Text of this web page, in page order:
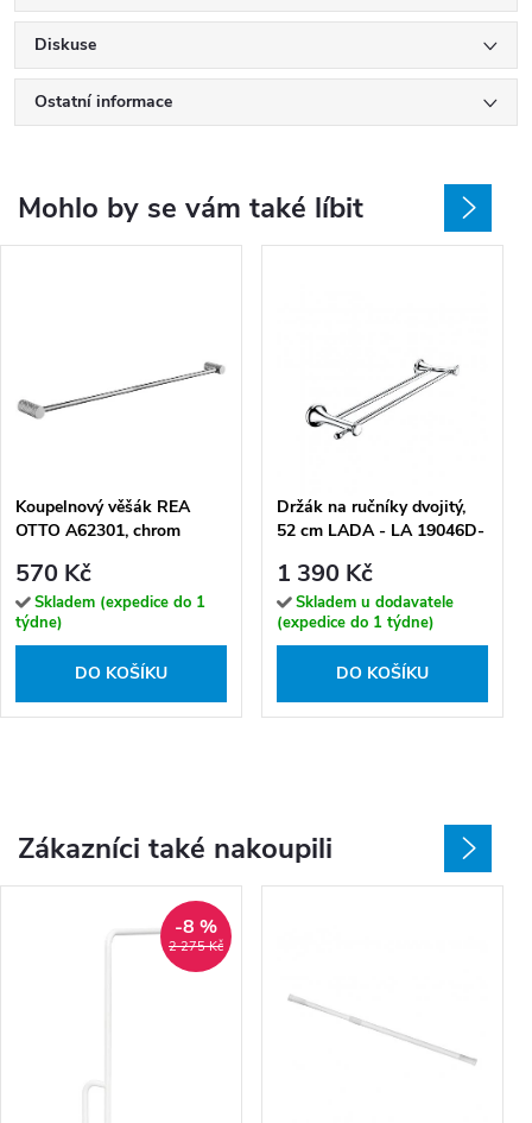
Diskuse
Ostatní informace
Mohlo by se vám také líbit
Koupelnový věšák REA
OTTO A62301, chrom
570 Kč
Skladem (expedice do 1
týdne)
DO KOŠÍKU
Držák na ručníky dvojitý,
52 cm LADA - LA 19046D-
1 390 Kč
Skladem u dodavatele
(expedice do 1 týdne)
DO KOŠÍKU
Zákazníci také nakoupili
2 275 Kč
-8 %